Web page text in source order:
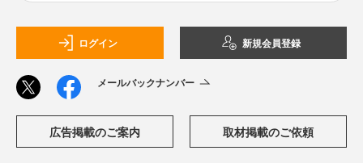
ログイン 新規会員登録
メールバックナンバー
広告掲載のご案内 取材掲載のご依頼